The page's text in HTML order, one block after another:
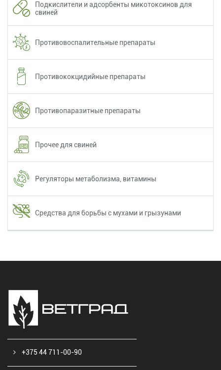
Подкислители и адсорбенты микотоксинов для
свиней
Противовоспалительные препараты
Противококцидийные препараты
Противопаразитные препараты
Прочее для свиней
Регуляторы метаболизма, витамины
Средства для борьбы с мухами и грызунами
+375 44 711-00-90